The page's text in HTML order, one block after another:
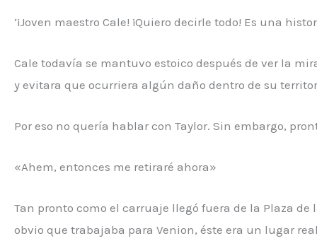
‘¡Joven maestro Cale! ¡Quiero decirle todo! Es una
Cale todavía se mantuvo estoico después de ver la
y evitara que ocurriera algún daño dentro de su
Por eso no quería hablar con Taylor. Sin embargo,
«Ahem, entonces me retiraré ahora»
Tan pronto como el carruaje llegó fuera de la Plaza
obvio que trabajaba para Venion, éste era un lugar